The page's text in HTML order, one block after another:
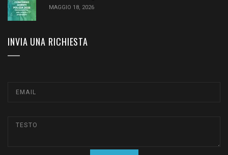
MAGGIO 18, 2026
INVIA UNA RICHIESTA